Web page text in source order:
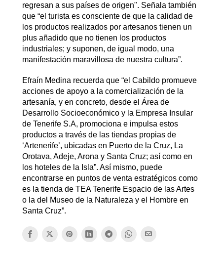
regresan a sus países de origen". Señala también
que “el turista es consciente de que la calidad de
los productos realizados por artesanos tienen un
plus añadido que no tienen los productos
industriales; y suponen, de igual modo, una
manifestación maravillosa de nuestra cultura”.
Efraín Medina recuerda que “el Cabildo promueve
acciones de apoyo a la comercialización de la
artesanía, y en concreto, desde el Área de
Desarrollo Socioeconómico y la Empresa Insular
de Tenerife S.A, promociona e impulsa estos
productos a través de las tiendas propias de
‘Artenerife’, ubicadas en Puerto de la Cruz, La
Orotava, Adeje, Arona y Santa Cruz; así como en
los hoteles de la Isla”. Así mismo, puede
encontrarse en puntos de venta estratégicos como
es la tienda de TEA Tenerife Espacio de las Artes
o la del Museo de la Naturaleza y el Hombre en
Santa Cruz”.